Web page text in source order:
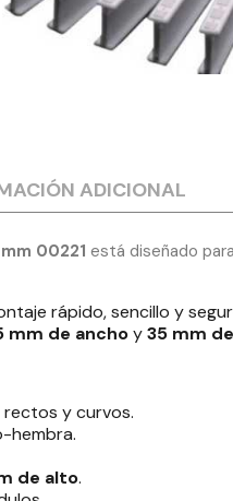
ADICIONAL
00221 está diseñado
rápido, sencillo y
mm de anchoy35 mm
y curvos.
hembra.
de alto.